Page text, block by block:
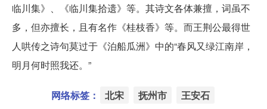
临川集》、《临川集拾遗》等。其诗文各体兼擅，词虽不
多，但亦擅长，且有名作《桂枝香》等。而王荆公最得世
人哄传之诗句莫过于《泊船瓜洲》中的“春风又绿江南岸，
明月何时照我还。”
网络标签： 北宋 抚州市 王安石